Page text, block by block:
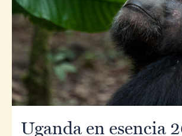
Uganda en esencia